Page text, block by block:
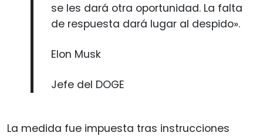
se les dará otra oportunidad. La falta
de respuesta dará lugar al despido».
Elon Musk
Jefe del DOGE
La medida fue impuesta tras instrucciones